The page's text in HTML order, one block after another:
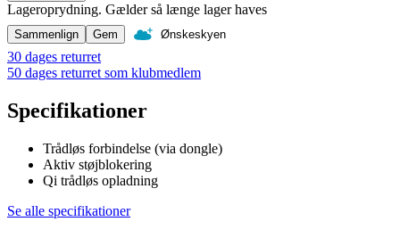
Lageroprydning. Gælder så længe lager haves
Sammenlign Gem Ønskeskyen
30 dages returret
50 dages returret som klubmedlem
Specifikationer
Trådløs forbindelse (via dongle)
Aktiv støjblokering
Qi trådløs opladning
Se alle specifikationer